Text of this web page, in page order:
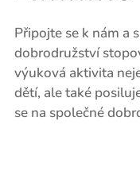
Připojte se k nám a
dobrodružství
výuková aktivita
dětí, ale také
se na společné